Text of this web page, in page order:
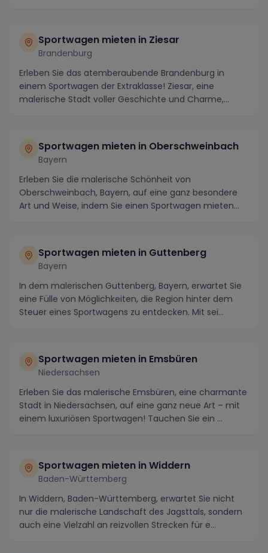
Sportwagen mieten in Ziesar
Brandenburg
Erleben Sie das atemberaubende Brandenburg in
einem Sportwagen der Extraklasse! Ziesar, eine
malerische Stadt voller Geschichte und Charme,
Sportwagen mieten in Oberschweinbach
Bayern
Erleben Sie die malerische Schönheit von
Oberschweinbach, Bayern, auf eine ganz besondere
Art und Weise, indem Sie einen Sportwagen mieten
Sportwagen mieten in Guttenberg
Bayern
In dem malerischen Guttenberg, Bayern, erwartet Sie
eine Fülle von Möglichkeiten, die Region hinter dem
Steuer eines Sportwagens zu entdecken. Mit sei...
Sportwagen mieten in Emsbüren
Niedersachsen
Erleben Sie das malerische Emsbüren, eine charmante
Stadt in Niedersachsen, auf eine ganz neue Art – mit
einem luxuriösen Sportwagen! Tauchen Sie ein ...
Sportwagen mieten in Widdern
Baden-Württemberg
In Widdern, Baden-Württemberg, erwartet Sie nicht
nur die malerische Landschaft des Jagsttals, sondern
auch eine Vielzahl an reizvollen Strecken für e...